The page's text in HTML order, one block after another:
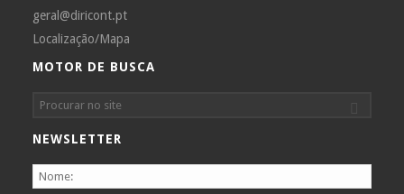
geral@diricont.pt
Localização/Mapa
MOTOR DE BUSCA
NEWSLETTER